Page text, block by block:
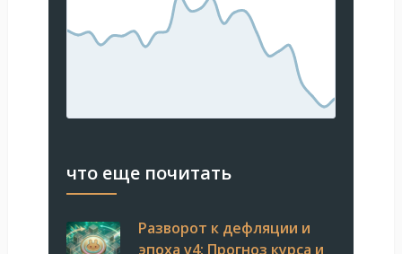
что еще почитать
Разворот к дефляции и
эпоха v4: Прогноз курса и